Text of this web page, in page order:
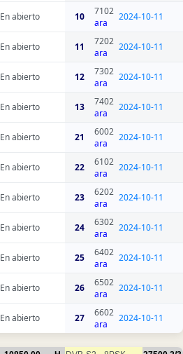
En abierto 10
7102
ara
2024-10-11
En abierto 11
7202
ara
2024-10-11
En abierto 12
7302
ara
2024-10-11
En abierto 13
7402
ara
2024-10-11
En abierto 21
6002
ara
2024-10-11
En abierto 22
6102
ara
2024-10-11
En abierto 23
6202
ara
2024-10-11
En abierto 24
6302
ara
2024-10-11
En abierto 25
6402
ara
2024-10-11
En abierto 26
6502
ara
2024-10-11
En abierto 27
6602
ara
2024-10-11